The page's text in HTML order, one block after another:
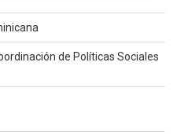
de Políticas Sociales